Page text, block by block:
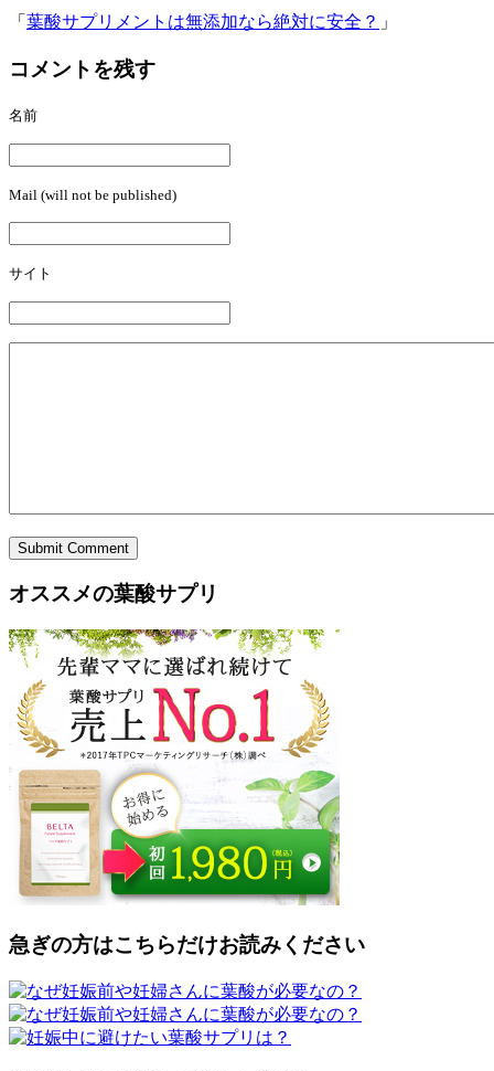
「 葉酸サプリメントは無添加なら絶対に安全？ 」
コメントを残す
名前
Mail (will not be published)
サイト
Submit Comment
オススメの葉酸サプリ
急ぎの方はこちらだけお読みください